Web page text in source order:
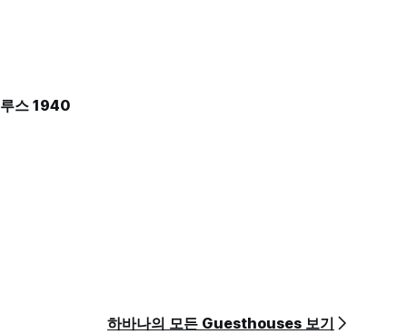
스 1940
하바나의 모든 Guesthouses 보기